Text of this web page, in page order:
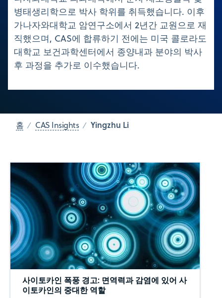
병태생리학으로 박사 학위를 취득했습니다. 이후
가나자와대학교 암연구소에서 2년간 교원으로 재
직했으며, CAS에 합류하기 전에는 미국 콜로라도
대학교 보건과학센터에서 종양내과 분야의 박사
후 과정을 추가로 이수했습니다.
홈 CAS Insights Yingzhu Li
사이토카인 폭풍 경고: 면역력과 감염에 있어 사
이토카인의 중대한 역할